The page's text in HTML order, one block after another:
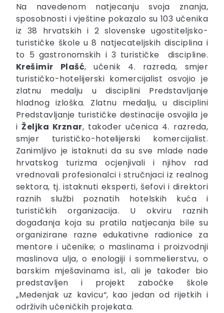
Na navedenom natjecanju svoja znanja,
sposobnosti i vještine pokazalo su 103 učenika
iz 38 hrvatskih i 2 slovenske ugostiteljsko-
turističke škole u 8 natjecateljskih disciplina i
to 5 gastronomskih i 3 turističke discipline.
Krešimir Plašć, učenik 4. razreda, smjer
turističko-hotelijerski komercijalist osvojio je
zlatnu medalju u disciplini Predstavljanje
hladnog izloška. Zlatnu medalju, u disciplini
Predstavljanje turističke destinacije osvojila je
iŽeljka Krznar, također učenica 4. razreda,
smjer turističko-hotelijerski komercijalist.
Zanimljivo je istaknuti da su sve mlade nade
hrvatskog turizma ocjenjivali i njihov rad
vrednovali profesionalci i stručnjaci iz realnog
sektora, tj. istaknuti eksperti, šefovi i direktori
raznih službi poznatih hotelskih kuća i
turističkih organizacija. U okviru raznih
događanja koja su pratila natjecanja bile su
organizirane razne edukativne radionice za
mentore i učenike; o maslinama i proizvodnji
maslinova ulja, o enologiji i sommelierstvu, o
barskim mješavinama isl., ali je također bio
predstavljen i projekt zabočke škole
„Medenjak uz kavicu“, kao jedan od rijetkih i
održivih učeničkih projekata.